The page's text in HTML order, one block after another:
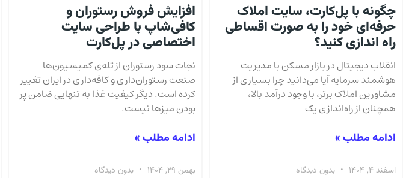
چگونه با پل‌کارت، سایت املاک
حرفه‌ای خود را به صورت اقساطی
راه اندازی کنید؟
انقلاب دیجیتال در بازار مسکن با مدیریت
هوشمند سرمایه آیا می‌دانید چرا بسیاری از
مشاورین املاک برتر، با وجود درآمد بالا،
همچنان از راه‌اندازی یک
ادامه مطلب »
اسفند 4, 1404 بدون دیدگاه
افزایش فروش رستوران و
کافی‌شاپ با طراحی سایت
اختصاصی در پل‌کارت
نجات سود رستوران از تله‌ی کمیسیون‌ها
صنعت رستوران‌داری و کافه‌داری در ایران تغییر
کرده است. دیگر کیفیت غذا به تنهایی ضامن پر
بودن میزها نیست.
ادامه مطلب »
بهمن 29, 1404 بدون دیدگاه